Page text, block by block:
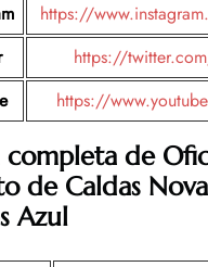
https://
https://
https://
completa de
de Caldas
Azul